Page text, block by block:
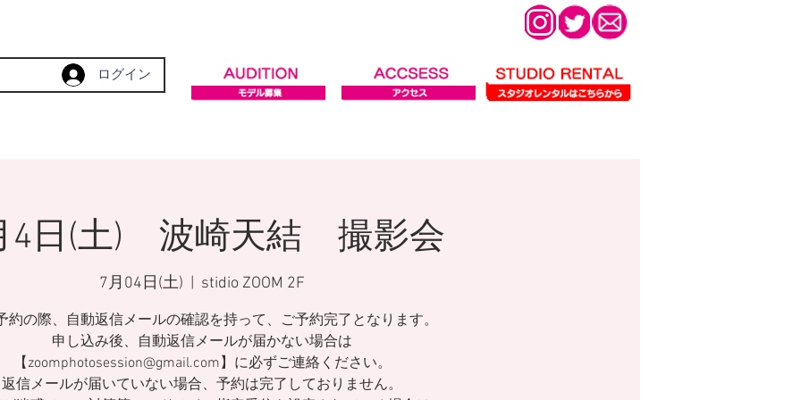
ログイン
4日(土) 波崎天結 撮影会
7月04日(土) stidio ZOOM 2F
の際、自動返信メールの確認を持って、ご予約完了となります。
申し込み後、自動返信メールが届かない場合は
【zoomphotosession@gmail.com】に必ずご連絡ください。
返信メールが届いていない場合、予約は完了しておりません。